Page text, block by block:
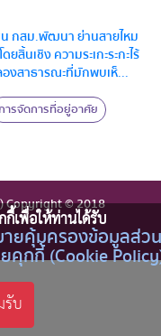
เพื่อให้ท่านได้รับ
ายคุ้มครองข้อมูลส่วน
คุกกี้ (Cookie
บ
กสม.พัฒนา ย่านสายไหม
นเชิง ความระเกะระกะไร้
งสาธารณะที่มักพบเห็...
ารจัดการที่อยู่อาศัย
Copyright © 2018